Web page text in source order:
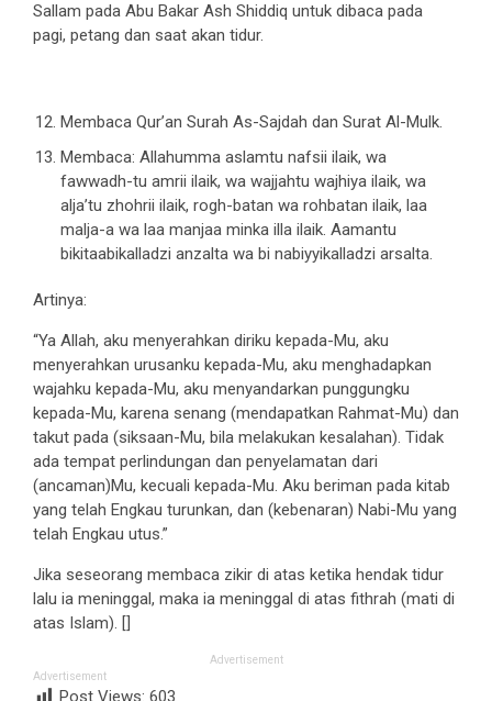
Sallam pada Abu Bakar Ash Shiddiq untuk dibaca pada
pagi, petang dan saat akan tidur.
Membaca Qur’an Surah As-Sajdah dan Surat Al-Mulk.
Membaca: Allahumma aslamtu nafsii ilaik, wa
fawwadh-tu amrii ilaik, wa wajjahtu wajhiya ilaik, wa
alja’tu zhohrii ilaik, rogh-batan wa rohbatan ilaik, laa
malja-a wa laa manjaa minka illa ilaik. Aamantu
bikitaabikalladzi anzalta wa bi nabiyyikalladzi arsalta.
Artinya:
“Ya Allah, aku menyerahkan diriku kepada-Mu, aku
menyerahkan urusanku kepada-Mu, aku menghadapkan
wajahku kepada-Mu, aku menyandarkan punggungku
kepada-Mu, karena senang (mendapatkan Rahmat-Mu) dan
takut pada (siksaan-Mu, bila melakukan kesalahan). Tidak
ada tempat perlindungan dan penyelamatan dari
(ancaman)Mu, kecuali kepada-Mu. Aku beriman pada kitab
yang telah Engkau turunkan, dan (kebenaran) Nabi-Mu yang
telah Engkau utus.”
Jika seseorang membaca zikir di atas ketika hendak tidur
lalu ia meninggal, maka ia meninggal di atas fithrah (mati di
atas Islam). []
Advertisement
Advertisement
Post Views: 603